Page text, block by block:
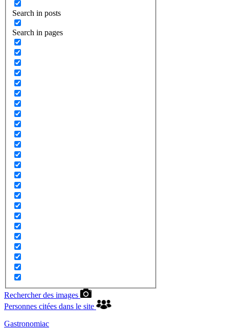
Search in posts
Search in pages
Rechercher des images
Personnes citées dans le site
Gastronomiac